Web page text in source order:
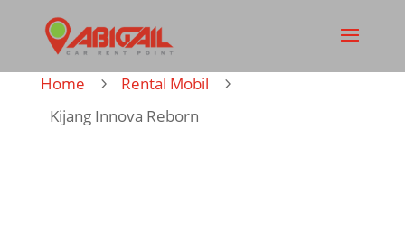
Home 5 Rental Mobil 5
Kijang Innova Reborn